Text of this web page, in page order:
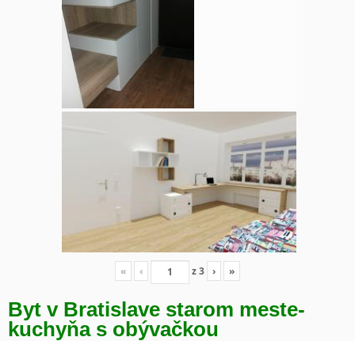
« ‹ z3 › »
Byt v Bratislave starom meste-
kuchyňa s obývačkou